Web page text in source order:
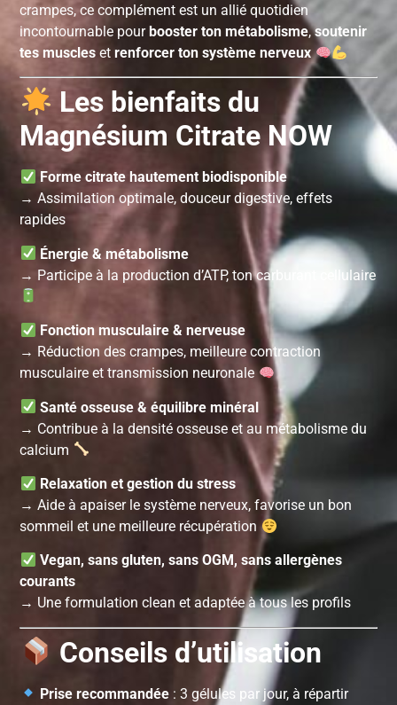
crampes, ce complément est un allié quotidien
incontournable pourbooster ton métabolisme,soutenir
tes muscles etrenforcer ton système nerveux
Les bienfaits du
Magnésium Citrate NOW
Forme citrate hautement biodisponible
→ Assimilation optimale, douceur digestive, effets
rapides
Énergie & métabolisme
→ Participe à la production d’ATP, ton carburant cellulaire
Fonction musculaire & nerveuse
→ Réduction des crampes, meilleure contraction
musculaire et transmission neuronale
Santé osseuse & équilibre minéral
→ Contribue à la densité osseuse et au métabolisme du
calcium
Relaxation et gestion du stress
→ Aide à apaiser le système nerveux, favorise un bon
sommeil et une meilleure récupération
Vegan, sans gluten, sans OGM, sans allergènes
courants
→ Une formulation clean et adaptée à tous les profils
Conseils d’utilisation
Prise recommandée: 3 gélules par jour, à répartir